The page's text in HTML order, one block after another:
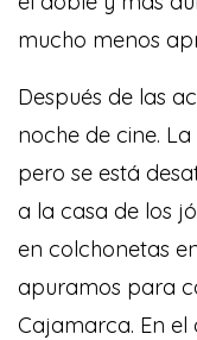
mucho menos
Después de las
noche de cine.
pero se está
a la casa de los
en colchonetas
apuramos para
Cajamarca. En